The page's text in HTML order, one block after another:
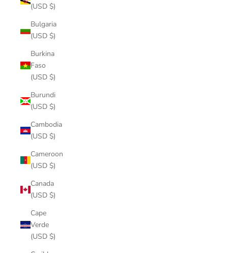
(USD $)
Bulgaria
(USD $)
Burkina
Faso
(USD $)
Burundi
(USD $)
Cambodia
(USD $)
Cameroon
(USD $)
Canada
(USD $)
Cape
Verde
(USD $)